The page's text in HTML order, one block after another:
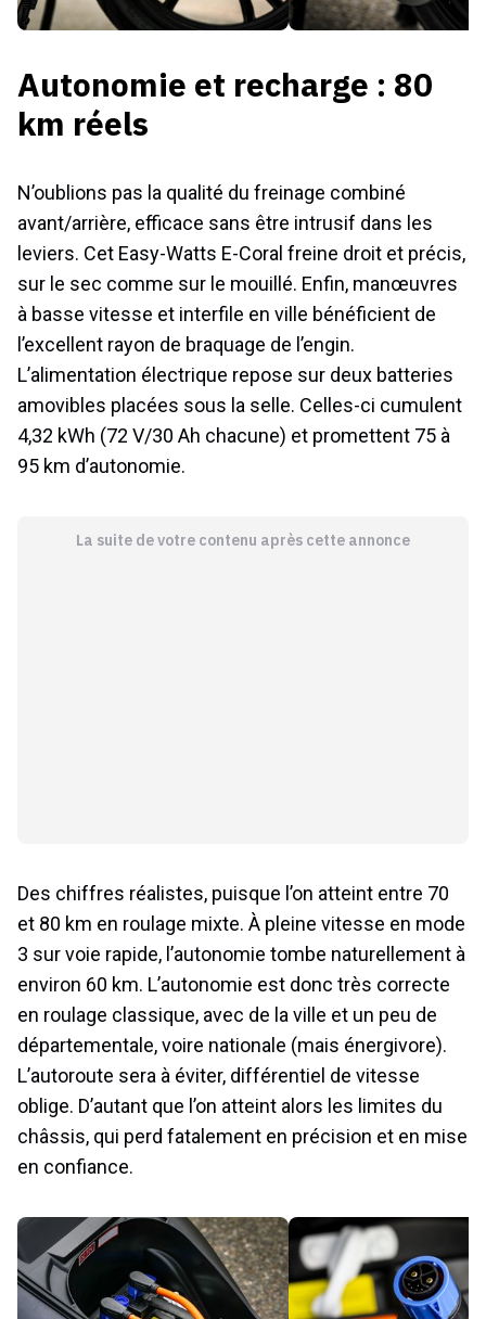
Autonomie et recharge : 80
km réels
N’oublions pas la qualité du freinage combiné
avant/arrière, efficace sans être intrusif dans les
leviers. Cet Easy-Watts E-Coral freine droit et précis,
sur le sec comme sur le mouillé. Enfin, manœuvres
à basse vitesse et interfile en ville bénéficient de
l’excellent rayon de braquage de l’engin.
L’alimentation électrique repose sur deux batteries
amovibles placées sous la selle. Celles-ci cumulent
4,32 kWh (72 V/30 Ah chacune) et promettent 75 à
95 km d’autonomie.
La suite de votre contenu après cette annonce
Des chiffres réalistes, puisque l’on atteint entre 70
et 80 km en roulage mixte. À pleine vitesse en mode
3 sur voie rapide, l’autonomie tombe naturellement à
environ 60 km. L’autonomie est donc très correcte
en roulage classique, avec de la ville et un peu de
départementale, voire nationale (mais énergivore).
L’autoroute sera à éviter, différentiel de vitesse
oblige. D’autant que l’on atteint alors les limites du
châssis, qui perd fatalement en précision et en mise
en confiance.